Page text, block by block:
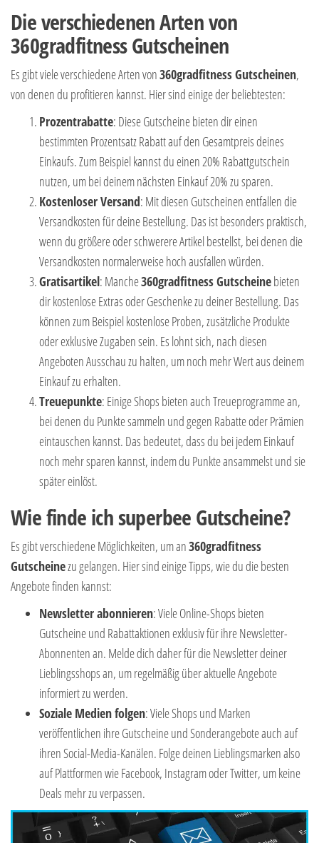
Die verschiedenen Arten von
360gradfitness Gutscheinen
Es gibt viele verschiedene Arten von360gradfitness Gutscheinen,
von denen du profitieren kannst. Hier sind einige der beliebtesten:
Prozentrabatte: Diese Gutscheine bieten dir einen
bestimmten Prozentsatz Rabatt auf den Gesamtpreis deines
Einkaufs. Zum Beispiel kannst du einen 20% Rabattgutschein
nutzen, um bei deinem nächsten Einkauf 20% zu sparen.
Kostenloser Versand: Mit diesen Gutscheinen entfallen die
Versandkosten für deine Bestellung. Das ist besonders praktisch,
wenn du größere oder schwerere Artikel bestellst, bei denen die
Versandkosten normalerweise hoch ausfallen würden.
Gratisartikel: Manche360gradfitness Gutscheinebieten
dir kostenlose Extras oder Geschenke zu deiner Bestellung. Das
können zum Beispiel kostenlose Proben, zusätzliche Produkte
oder exklusive Zugaben sein. Es lohnt sich, nach diesen
Angeboten Ausschau zu halten, um noch mehr Wert aus deinem
Einkauf zu erhalten.
Treuepunkte: Einige Shops bieten auch Treueprogramme an,
bei denen du Punkte sammeln und gegen Rabatte oder Prämien
eintauschen kannst. Das bedeutet, dass du bei jedem Einkauf
noch mehr sparen kannst, indem du Punkte ansammelst und sie
später einlöst.
Wie finde ich superbee Gutscheine?
Es gibt verschiedene Möglichkeiten, um an360gradfitness
Gutscheinezu gelangen. Hier sind einige Tipps, wie du die besten
Angebote finden kannst:
Newsletter abonnieren: Viele Online-Shops bieten
Gutscheine und Rabattaktionen exklusiv für ihre Newsletter-
Abonnenten an. Melde dich daher für die Newsletter deiner
Lieblingsshops an, um regelmäßig über aktuelle Angebote
informiert zu werden.
Soziale Medien folgen: Viele Shops und Marken
veröffentlichen ihre Gutscheine und Sonderangebote auch auf
ihren Social-Media-Kanälen. Folge deinen Lieblingsmarken also
auf Plattformen wie Facebook, Instagram oder Twitter, um keine
Deals mehr zu verpassen.